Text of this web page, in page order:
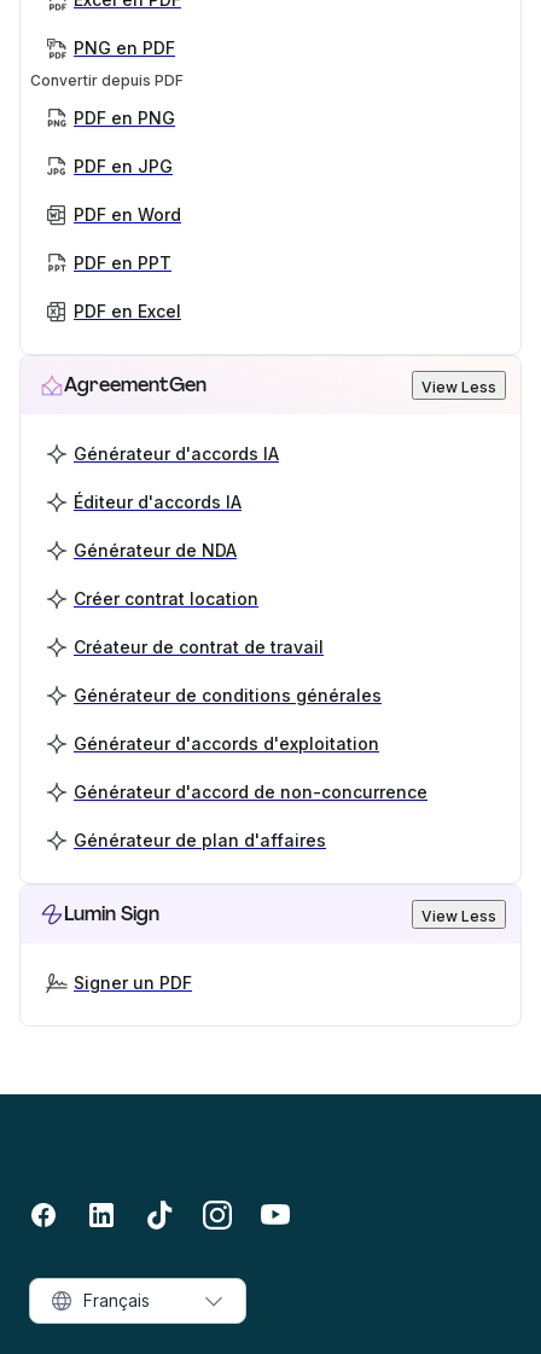
PNG en PDF
Convertir depuis PDF
PDF en PNG
PDF en JPG
PDF en Word
PDF en PPT
PDF en Excel
AgreementGen View Less
Générateur d'accords IA
Éditeur d'accords IA
Générateur de NDA
Créer contrat location
Créateur de contrat de travail
Générateur de conditions générales
Générateur d'accords d'exploitation
Générateur d'accord de non-concurrence
Générateur de plan d'affaires
Lumin Sign View Less
Signer un PDF
Français